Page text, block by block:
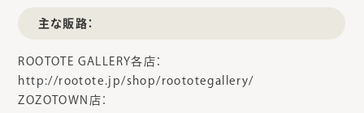
主な販路：
ROOTOTE GALLERY各店：
http://rootote.jp/shop/roototegallery/
ZOZOTOWN店：